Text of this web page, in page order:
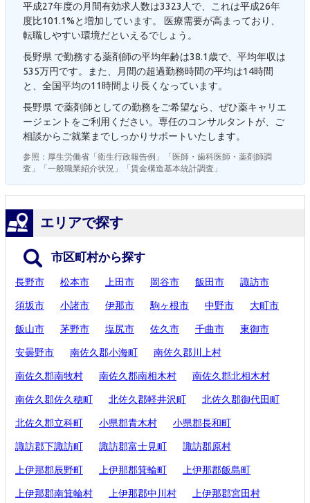
平成27年度の月間有効求人数は3323人で、これは平成26年
度比101.1%と増加しています。 医療需要が高まっており、
転職しやすい環境だといえるでしょう。
長野県 で勤務する薬剤師の平均年齢は38.1歳で、平均年収は
535万円です。また、月間の超過勤務時間の平均は14時間
と、全国平均の11時間より長くなっています。
長野県 で薬剤師としての勤務をご希望なら、ぜひ薬キャリエ
ージェントをご利用ください。専任のコンサルタントが、ご
相談からご就業までしっかりサポートいたします。
参照：厚生労働省「衛生行政報告例」「医師・歯科医師・薬剤師調
査」「一般職業紹介状況」「賃金構造基本統計調査」
エリアで探す
市区町村から探す
長野市 松本市 上田市 岡谷市 飯田市 諏訪市
須坂市 小諸市 伊那市 駒ヶ根市 中野市 大町市
飯山市 茅野市 塩尻市 佐久市 千曲市 東御市
安曇野市 南佐久郡小海町 南佐久郡川上村
南佐久郡南牧村 南佐久郡南相木村 南佐久郡北相木村
南佐久郡佐久穂町 北佐久郡軽井沢町 北佐久郡御代田町
北佐久郡立科町 小県郡青木村 小県郡長和町
諏訪郡下諏訪町 諏訪郡富士見町 諏訪郡原村
上伊那郡辰野町 上伊那郡箕輪町 上伊那郡飯島町
上伊那郡南箕輪村 上伊那郡中川村 上伊那郡宮田村